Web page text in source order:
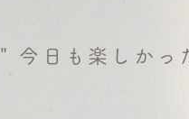
" 今日も楽しかっ